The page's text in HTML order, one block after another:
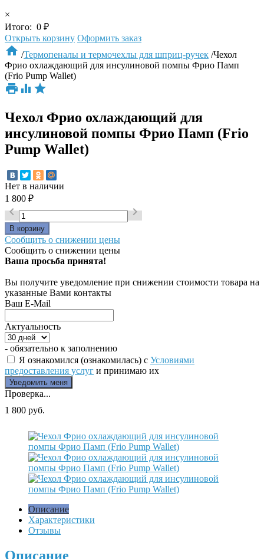
×
Итого: 0 ₽
Открыть корзину Оформить заказ
 /Термопеналы и термочехлы для шприц-ручек /Чехол
Фрио охлаждающий для инсулиновой помпы Фрио Памп
(Frio Pump Wallet)
  
Чехол Фрио охлаждающий для
инсулиновой помпы Фрио Памп (Frio
Pump Wallet)
Нет в наличии
1 800 ₽
 
Сообщить о снижении цены
Сообщить о снижении цены
Ваша просьба принята!
Вы получите уведомление при снижении стоимости товара на
указанные Вами контакты
Ваш E-Mail
Актуальность
- обязательно к заполнению
Я ознакомился (ознакомилась) с Условиями
предоставления услуг и принимаю их
Проверка...
1 800 руб.
Описание
Характеристики
Отзывы
Описание